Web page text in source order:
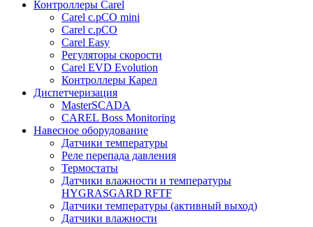
Контроллеры Carel
Carel c.pCO mini
Carel c.pCO
Carel Easy
Регуляторы скорости
Carel EVD Evolution
Контроллеры Карел
Диспетчеризация
MasterSCADA
CAREL Boss Monitoring
Навесное оборудование
Датчики температуры
Реле перепада давления
Термостаты
Датчики влажности и температуры
HYGRASGARD RFTF
Датчики температуры (активный выход)
Датчики влажности